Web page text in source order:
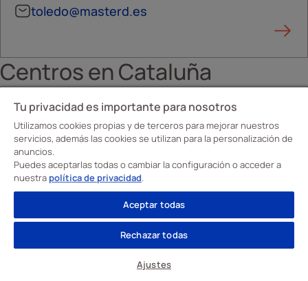
toledo@masterd.es
Centros enCataluña
FP OFICIAL
Centro Davante Fundación Obicex
Espluges
CL Sant Mateu, 34, Esplugues De Llobregat,
08950
barcelona.hospitalet@medac.es
Tu privacidad es importante para nosotros
Utilizamos cookies propias y de terceros para mejorar nuestros
servicios, además las cookies se utilizan para la personalización de
anuncios.
Puedes aceptarlas todas o cambiar la configuración o acceder a
nuestra política de privacidad.
Aceptar todas
Rechazar todas
Ajustes